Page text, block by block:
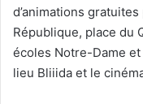
d’animations
République, place du
écoles Notre-Dame
lieu Bliiida et le